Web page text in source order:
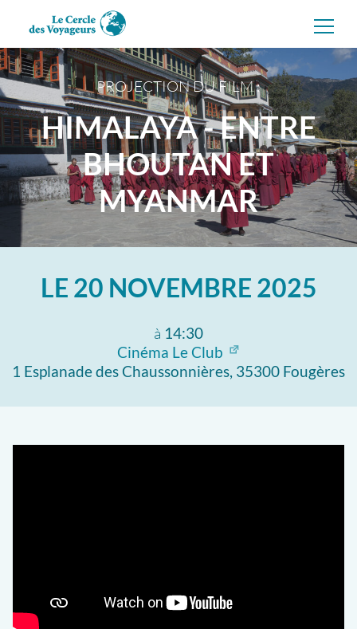
directement
contenu
PROJECTION DU FILM :
HIMALAYA - ENTRE
BHOUTAN ET
MYANMAR
LE 20 NOVEMBRE 2025
à 14:30
Cinéma Le Club
1 Esplanade des Chaussonnières, 35300 Fougères